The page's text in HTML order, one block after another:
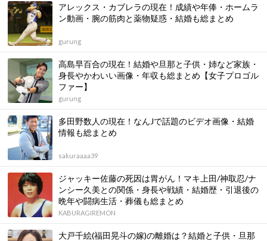
アレックス・カブレラの現在！成績や年俸・ホームラ
ン動画・腕の筋肉と薬物疑惑・結婚も総まとめ
gurung
高島早百合の現在！結婚や旦那と子供・姉など家族・
身長やかわいい画像・年収も総まとめ【女子プロゴル
ファー】
gurung
多田野数人の現在！なんJで話題のビデオ画像・結婚
情報も総まとめ
sakuraaaa39
ジャッキー佐藤の死因は胃がん！マキ上田/神取忍/ナ
ンシー久美との関係・身長や戦績・結婚歴・引退後の
晩年や闘病生活・葬儀も総まとめ
KABURAGIREMON
大戸千絵(福田晃斗の嫁)の離婚は？結婚と子供・旦那